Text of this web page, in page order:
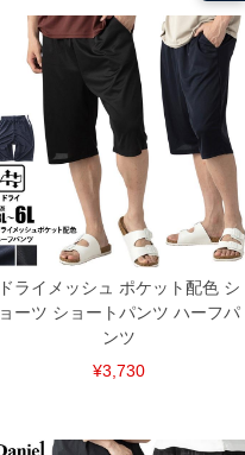
ドライメッシュ ポケット配色 シ
ョーツ ショートパンツ ハーフパ
ンツ
¥3,730